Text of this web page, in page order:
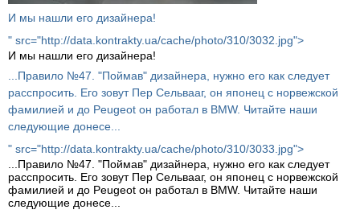
И мы нашли его дизайнера!
" src="http://data.kontrakty.ua/cache/photo/310/3032.jpg">
И мы нашли его дизайнера!
...Правило №47. "Поймав" дизайнера, нужно его как следует
расспросить. Его зовут Пер Сельвааг, он японец с норвежской
фамилией и до Peugeot он работал в BMW. Читайте наши
следующие донесе...
" src="http://data.kontrakty.ua/cache/photo/310/3033.jpg">
...Правило №47. "Поймав" дизайнера, нужно его как следует
расспросить. Его зовут Пер Сельвааг, он японец с норвежской
фамилией и до Peugeot он работал в BMW. Читайте наши
следующие донесе...